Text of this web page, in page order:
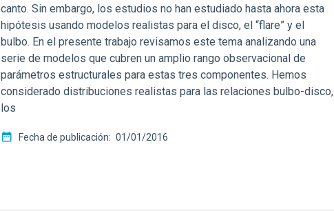
canto. Sin embargo, los estudios no han estudiado hasta ahora esta
hipótesis usando modelos realistas para el disco, el “flare” y el
bulbo. En el presente trabajo revisamos este tema analizando una
serie de modelos que cubren un amplio rango observacional de
parámetros estructurales para estas tres componentes. Hemos
considerado distribuciones realistas para las relaciones bulbo-disco,
los
Fecha de publicación 01/01/2016